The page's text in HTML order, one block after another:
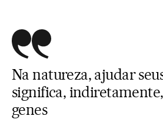
Na natureza, ajudar
significa,
genes